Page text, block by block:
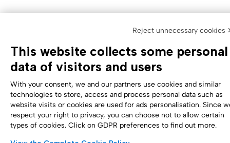
Reject unnecessary cookies
This website collects some personal
data of visitors and users
With your consent, we and our partners use cookies and similar
technologies to store, access and process personal data such as
website visits or cookies are used for ads personalisation. Since
respect your right to privacy, you can choose not to allow certain
types of cookies. Click on GDPR preferences to find out more.